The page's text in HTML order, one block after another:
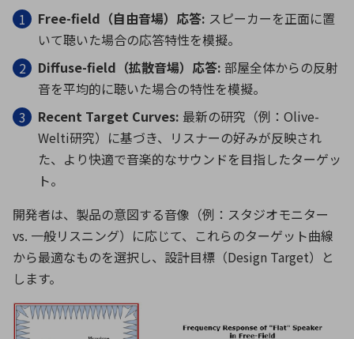
Free-field （自由音場）応答: スピーカーを正面に置
いて聴いた場合の応答特性を模擬。
Diffuse-field （拡散音場）応答: 部屋全体からの反射
音を平均的に聴いた場合の特性を模擬。
Recent Target Curves: 最新の研究（例： Olive-
Welti研究）に基づき、リスナーの好みが反映され
た、より快適で音楽的なサウンドを目指したターゲッ
ト。
開発者は、製品の意図する音像（例：スタジオモニター
vs. 一般リスニング）に応じて、これらのターゲット曲線
から最適なものを選択し、設計目標（Design Target）と
します。